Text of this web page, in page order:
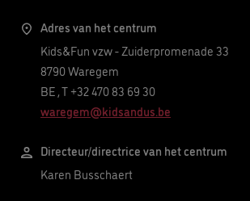
Adres van het centrum
Kids&Fun vzw - Zuiderpromenade 33
8790Waregem
BE,T +32 470 83 69 30
waregem@kidsandus.be
Directeur/directrice van het centrum
Karen Busschaert